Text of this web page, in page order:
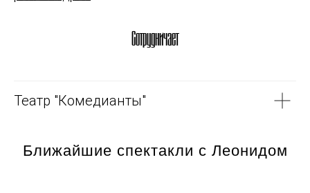
Сотрудничает
Театр "Комедианты"
Ближайшие спектакли с Леонидом